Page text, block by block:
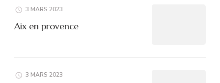
3 MARS 2023
Aix en provence
3 MARS 2023